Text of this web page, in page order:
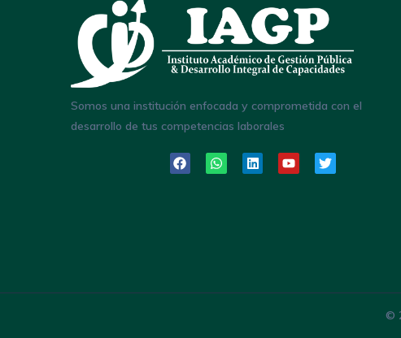
Somos una institución enfocada y comprometida con el
desarrollo de tus competencias laborales
©